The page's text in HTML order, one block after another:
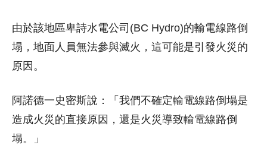
由於該地區卑詩水電公司(BC Hydro)的輸電線路倒
塌，地面人員無法參與滅火，這可能是引發火災的
原因。
阿諾德一史密斯說：「我們不確定輸電線路倒塌是
造成火災的直接原因，還是火災導致輸電線路倒
塌。」